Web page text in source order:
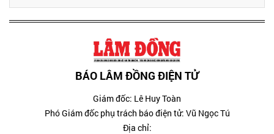
BÁO LÂM ĐỒNG ĐIỆN TỬ
Giám đốc: Lê Huy Toàn
Phó Giám đốc phụ trách báo điện tử: Vũ Ngọc Tú
Địa chỉ: